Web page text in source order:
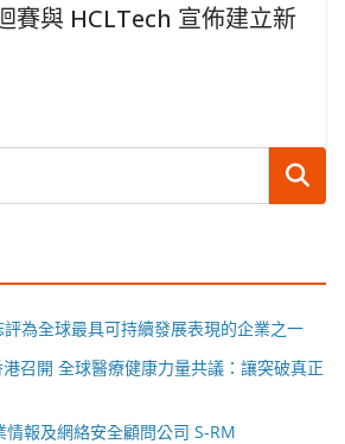
賽與 HCLTech 宣佈建立新
搜尋
為全球最具可持續發展表現的企業之一
召開 全球醫療健康力量共議：讓突破真正
情報及網絡安全顧問公司 S-RM